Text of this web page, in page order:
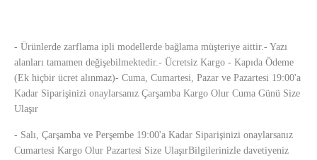
- Ürünlerde zarflama ipli modellerde bağlama müşteriye aittir.- Yazı
alanları tamamen değişebilmektedir.- Ücretsiz Kargo - Kapıda Ödeme
(Ek hiçbir ücret alınmaz)- Cuma, Cumartesi, Pazar ve Pazartesi 19:00'a
Kadar Siparişinizi onaylarsanız Çarşamba Kargo Olur Cuma Günü Size
Ulaşır
- Salı, Çarşamba ve Perşembe 19:00'a Kadar Siparişinizi onaylarsanız
Cumartesi Kargo Olur Pazartesi Size UlaşırBilgilerinizle davetiyeniz